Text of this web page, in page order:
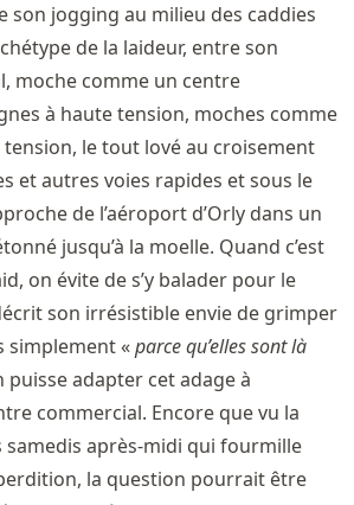
son jogging au milieu des caddies
de la laideur, entre son
moche comme un centre
à haute tension, moches comme
tension, le tout lové au croisement
et autres voies rapides et sous le
de l’aéroport d’Orly dans un
jusqu’à la moelle. Quand c’est
on évite de s’y balader pour le
son irrésistible envie de grimper
simplement «parce qu’elles sont là
puisse adapter cet adage à
commercial. Encore que vu la
après-midi qui fourmille
la question pourrait être